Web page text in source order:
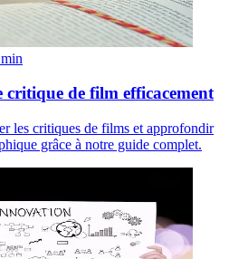
min
critique de film efficacement
les critiques de films et approfondir
grâce à notre guide complet.